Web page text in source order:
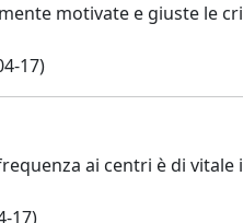
motivate e giuste le
17)
ai centri è di
17)